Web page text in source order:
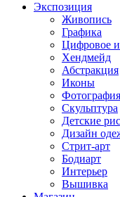
Экспозиция
Живопись
Графика
Цифровое
Хендмейд
Абстракция
Иконы
Фотография
Скульптура
Детские
Дизайн
Стрит-арт
Бодиарт
Интерьер
Вышивка